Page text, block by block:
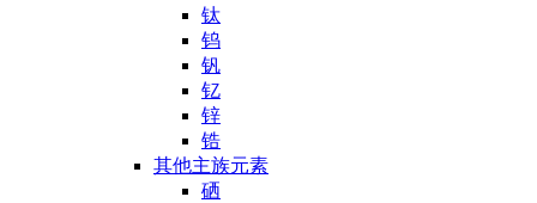
钛
钨
钒
钇
锌
锆
其他主族元素
硒